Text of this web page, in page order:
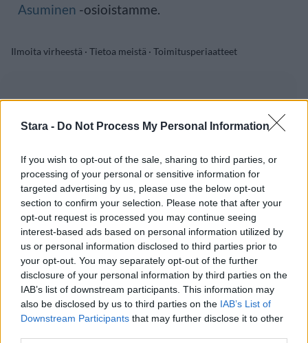
Stara - Do Not Process My Personal Information
If you wish to opt-out of the sale, sharing to third parties, or
processing of your personal or sensitive information for
targeted advertising by us, please use the below opt-out
section to confirm your selection. Please note that after your
opt-out request is processed you may continue seeing
interest-based ads based on personal information utilized by
us or personal information disclosed to third parties prior to
your opt-out. You may separately opt-out of the further
disclosure of your personal information by third parties on the
IAB’s list of downstream participants. This information may
also be disclosed by us to third parties on the IAB’s List of
Downstream Participants that may further disclose it to other
Asuminen -osioistamme.
Ilmoita virheestä · Tietoa meistä · Toimitusperiaatteet